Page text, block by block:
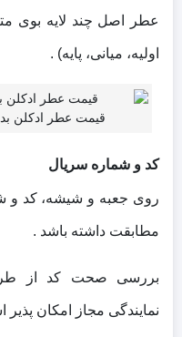
عطر اصل چند لایه بوی
اولیه، میانی، پایه) .
قیمت عطر ادکلن
کد و شماره سریال
روی جعبه و شیشه، کد و
مطابقت داشته باشد .
بررسی صحت کد از
نمایندگی مجاز امکان‌